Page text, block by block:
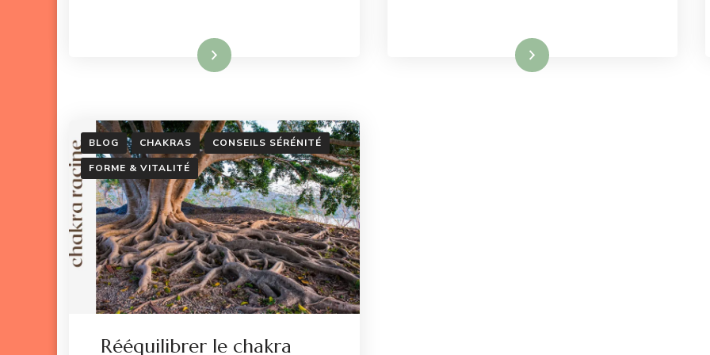
Lire la suite Lire la suite
BLOG CHAKRAS
CONSEILS SÉRÉNITÉ
FORME & VITALITÉ
Rééquilibrer le chakra